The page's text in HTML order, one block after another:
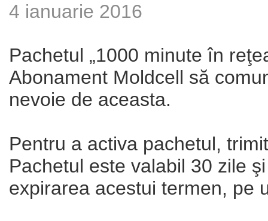
4 ianuarie 2016
Pachetul „1000 minute în
Abonament Moldcell să
nevoie de aceasta.
Pentru a activa pachetul,
Pachetul este valabil 30 zile
expirarea acestui termen, pe